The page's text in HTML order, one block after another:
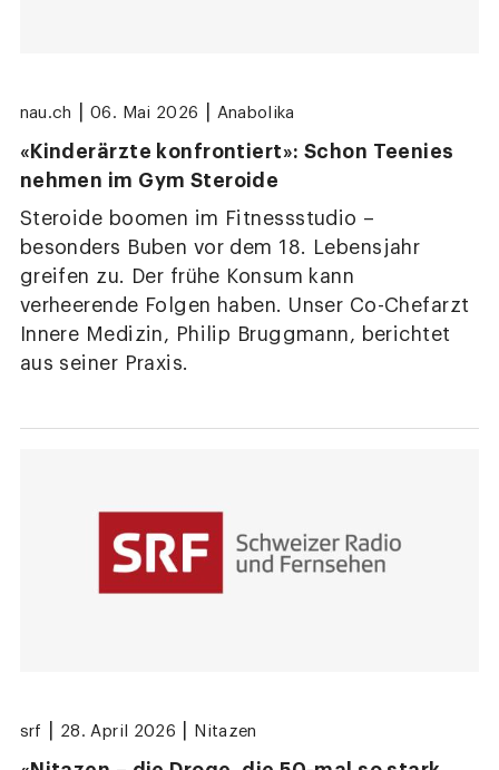
nau.ch 06. Mai 2026 Anabolika
«Kinderärzte konfrontiert»: Schon Teenies
nehmen im Gym Steroide
Steroide boomen im Fitnessstudio –
besonders Buben vor dem 18. Lebensjahr
greifen zu. Der frühe Konsum kann
verheerende Folgen haben. Unser Co-Chefarzt
Innere Medizin, Philip Bruggmann, berichtet
aus seiner Praxis.
srf 28. April 2026 Nitazen